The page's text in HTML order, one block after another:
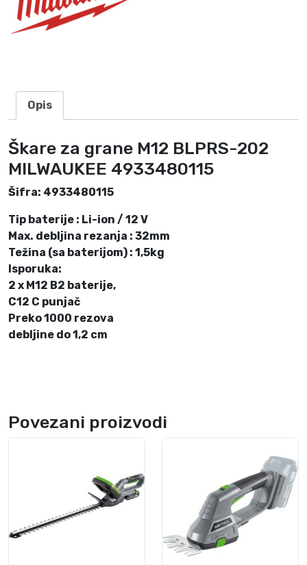
K
E
E
4
9
3
3
4
8
0
1
1
5
k
i
n
Opis
Škare za grane M12 BLPRS-202
MILWAUKEE 4933480115
Šifra: 4933480115
Tip baterije : Li-ion / 12 V
Max. debljina rezanja : 32mm
Težina (sa baterijom) : 1,5kg
Isporuka:
2 x M12 B2 baterije,
C12 C punjač
Preko 1000 rezova
debljine do 1,2 cm
Povezani proizvodi